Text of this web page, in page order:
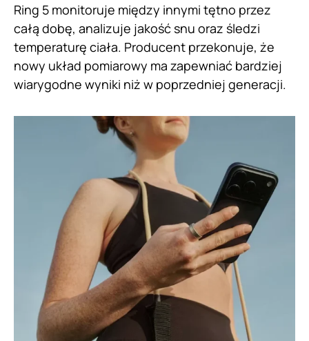
Ring 5 monitoruje między innymi tętno przez
całą dobę, analizuje jakość snu oraz śledzi
temperaturę ciała. Producent przekonuje, że
nowy układ pomiarowy ma zapewniać bardziej
wiarygodne wyniki niż w poprzedniej generacji.